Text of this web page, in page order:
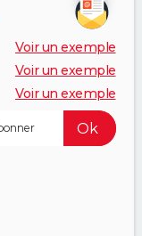
Voir un exemple
Voir un exemple
Voir un exemple